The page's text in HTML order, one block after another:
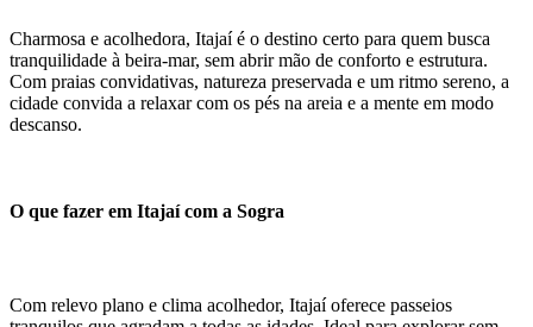
Charmosa e acolhedora, Itajaí é o destino certo para quem busca
tranquilidade à beira-mar, sem abrir mão de conforto e estrutura.
Com praias convidativas, natureza preservada e um ritmo sereno, a
cidade convida a relaxar com os pés na areia e a mente em modo
descanso.
O que fazer em Itajaí com a Sogra
Com relevo plano e clima acolhedor, Itajaí oferece passeios